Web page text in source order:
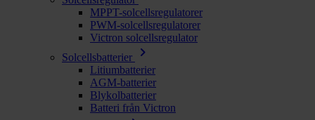
MPPT-solcellsregulatorer
PWM-solcellsregulatorer
Victron solcellsregulator
Solcellsbatterier
chevron_right
Litiumbatterier
AGM-batterier
Blykolbatterier
Batteri från Victron